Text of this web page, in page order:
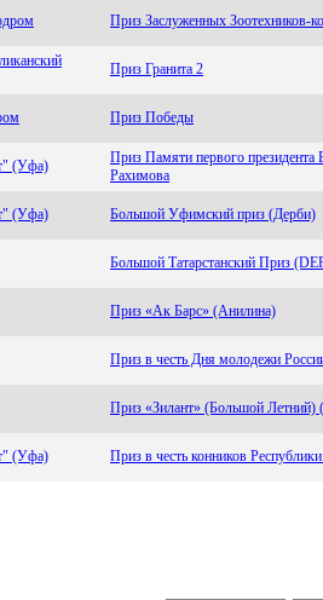
Приз Заслуженных Зоотехников-
Приз Гранита 2
Приз Победы
(Уфa)
Приз Памяти первого президента
Рахимова
(Уфa) Большой Уфимский приз (Дерби)
Большой Татарстанский Приз
Приз «Ак Барс» (Анилина)
Приз в честь Дня молодежи
Приз «Зилант» (Большой Летний)
(Уфa) Приз в честь конников